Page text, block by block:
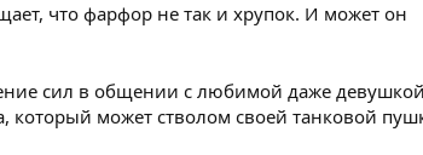
что фарфор не так и хрупок. И может он
сил в общении с любимой даже
который может стволом своей танковой